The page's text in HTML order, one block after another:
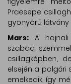
Praesepe
gyönyörű látvány
Mars: A
szabad
csillagképben,
elsején a polgári
emelkedik, így